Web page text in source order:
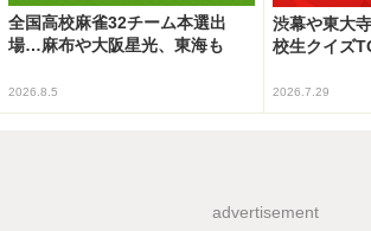
全国高校麻雀32チーム本選出
場…麻布や大阪星光、東海も
2026.8.5
渋幕や東大
校生クイズ
2026.7.29
advertisement